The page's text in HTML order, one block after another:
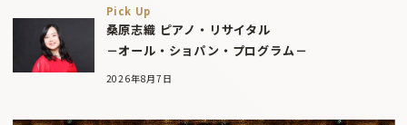
Pick Up
桑原志織 ピアノ・リサイタル
－オール・ショパン・プログラム－
2026年8月7日